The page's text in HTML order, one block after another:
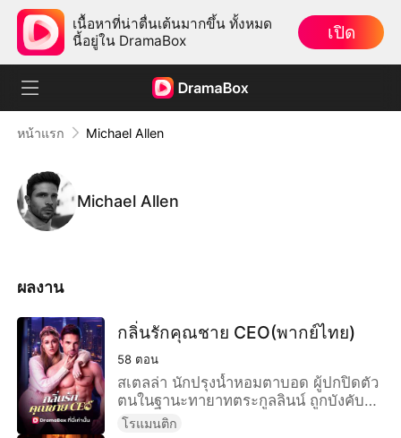
เนื้อหาที่น่าตื่นเต้นมากขึ้น ทั้งหมด
นี้อยู่ใน DramaBox
เปิด
หน้าแรก Michael Allen
Michael Allen
ผลงาน
กลิ่นรักคุณชาย CEO(พากย์ไทย)
58 ตอน
สเตลล่า นักปรุงน้ำหอมตาบอด ผู้ปกปิดตัว
ตนในฐานะทายาทตระกูลลินน์ ถูกบังคับให้
แต่งงานตามสัญญากับคอนเนอร์ ซีอีโอ
โรแมนติก